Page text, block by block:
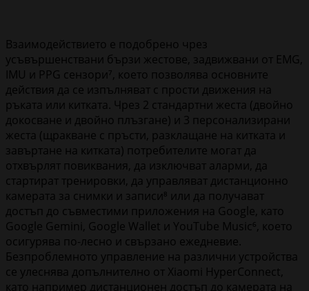
Взаимодействието е подобрено чрез
усъвършенствани бързи жестове, задвижвани от EMG,
IMU и PPG сензори⁷, което позволява основните
действия да се изпълняват с прости движения на
ръката или китката. Чрез 2 стандартни жеста (двойно
докосване и двойно плъзгане) и 3 персонализирани
жеста (щракване с пръсти, разклащане на китката и
завъртане на китката) потребителите могат да
отхвърлят повиквания, да изключват аларми, да
стартират тренировки, да управляват дистанционно
камерата за снимки и записи⁸ или да получават
достъп до съвместими приложения на Google, като
Google Gemini, Google Wallet и YouTube Music⁶, което
осигурява по-лесно и свързано ежедневие.
Безпроблемното управление на различни устройства
се улеснява допълнително от Xiaomi HyperConnect,
като например дистанционен достъп до камерата на